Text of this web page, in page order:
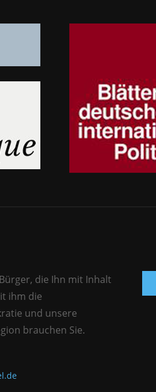
die Ihn mit Inhalt
ihm die
und unsere
brauchen Sie.